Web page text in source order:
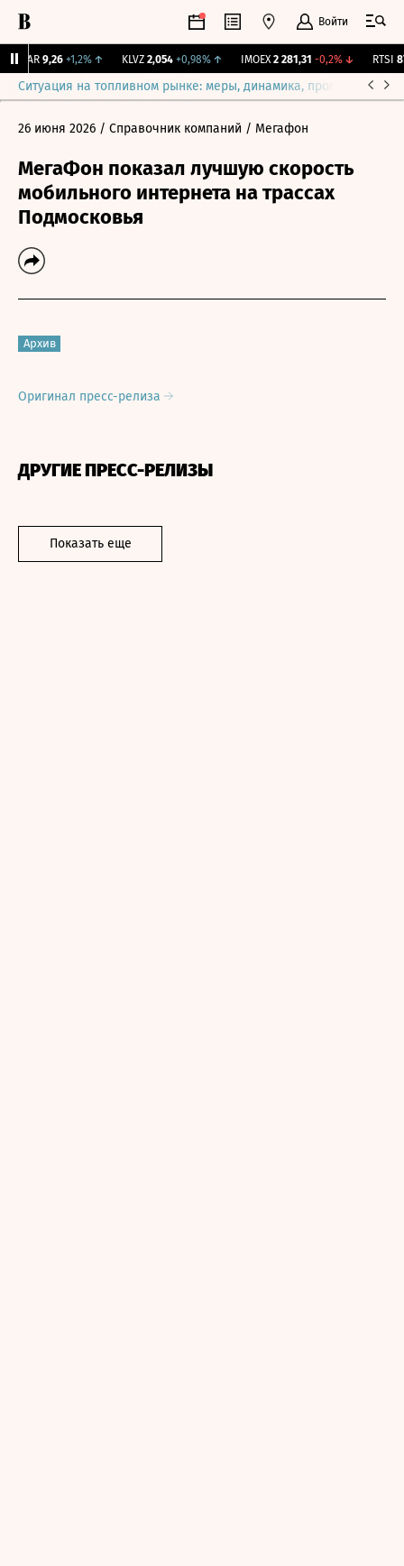
Войти
UTAR 9,26 +1,2%↑ KLVZ 2,054 +0,98%↑ IMOEX 2 281,31 -0,2%↓ RTSI
Ситуация на топливном рынке: меры, динамика, прогнозы
26 июня 2026 / Справочник компаний / Мегафон
МегаФон показал лучшую скорость
мобильного интернета на трассах
Подмосковья
Архив
Оригинал пресс-релиза
ДРУГИЕ ПРЕСС-РЕЛИЗЫ
Показать еще